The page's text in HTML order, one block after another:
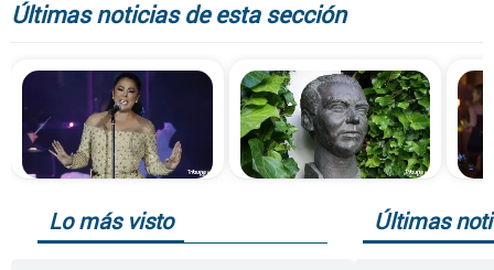
Últimas noticias de esta sección
Lo más visto Últimas